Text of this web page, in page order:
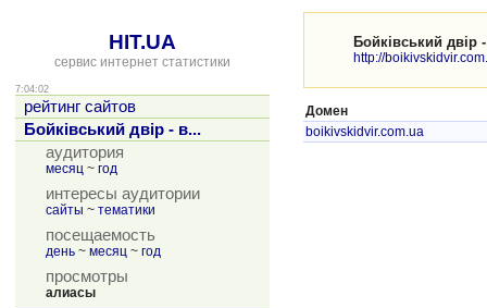
HIT.UA
сервис интернет статистики
7:04:02
рейтинг сайтов
Бойківський двір - в...
аудитория
месяц ~ год
интересы аудитории
сайты ~ тематики
посещаемость
день ~ месяц ~ год
просмотры
алиасы
Бойківський двір
http://
Домен
boikivskidvir.com.ua